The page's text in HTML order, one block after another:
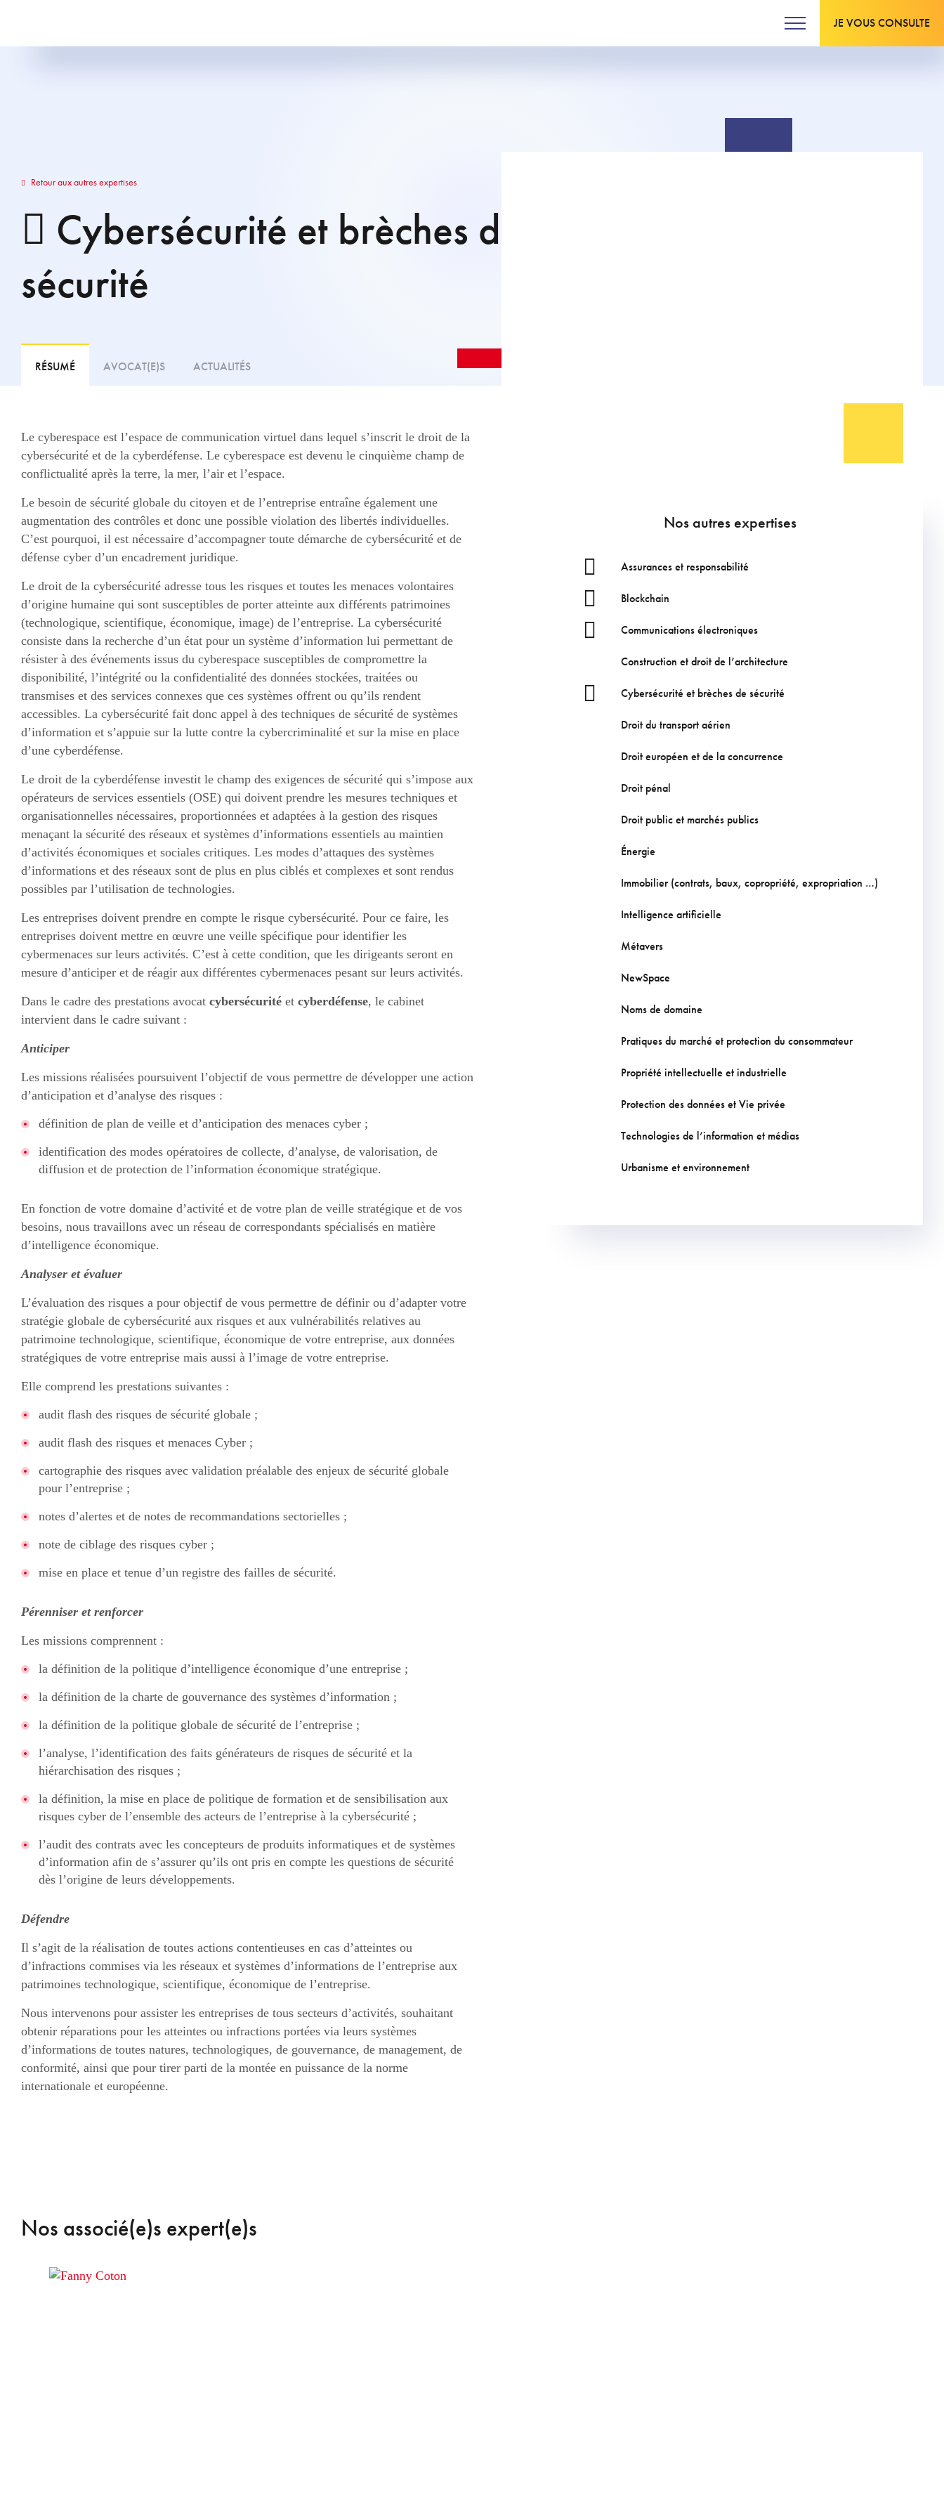
JE VOUS CONSULTE
Retour aux autres expertises
Cybersécurité et brèches de
sécurité
RÉSUMÉ AVOCAT(E)S ACTUALITÉS
Nos autres expertises
Assurances et responsabilité
Blockchain
Communications électroniques
Construction et droit de l’architecture
Cybersécurité et brèches de sécurité
Droit du transport aérien
Droit européen et de la concurrence
Droit pénal
Droit public et marchés publics
Énergie
Immobilier (contrats, baux, copropriété, expropriation …)
Intelligence artificielle
Métavers
NewSpace
Noms de domaine
Pratiques du marché et protection du consommateur
Propriété intellectuelle et industrielle
Protection des données et Vie privée
Technologies de l’information et médias
Urbanisme et environnement
Le cyberespace est l’espace de communication virtuel dans lequel s’inscrit le droit de la
cybersécurité et de la cyberdéfense. Le cyberespace est devenu le cinquième champ de
conflictualité après la terre, la mer, l’air et l’espace.
Le besoin de sécurité globale du citoyen et de l’entreprise entraîne également une
augmentation des contrôles et donc une possible violation des libertés individuelles.
C’est pourquoi, il est nécessaire d’accompagner toute démarche de cybersécurité et de
défense cyber d’un encadrement juridique.
Le droit de la cybersécurité adresse tous les risques et toutes les menaces volontaires
d’origine humaine qui sont susceptibles de porter atteinte aux différents patrimoines
(technologique, scientifique, économique, image) de l’entreprise. La cybersécurité
consiste dans la recherche d’un état pour un système d’information lui permettant de
résister à des événements issus du cyberespace susceptibles de compromettre la
disponibilité, l’intégrité ou la confidentialité des données stockées, traitées ou
transmises et des services connexes que ces systèmes offrent ou qu’ils rendent
accessibles. La cybersécurité fait donc appel à des techniques de sécurité de systèmes
d’information et s’appuie sur la lutte contre la cybercriminalité et sur la mise en place
d’une cyberdéfense.
Le droit de la cyberdéfense investit le champ des exigences de sécurité qui s’impose aux
opérateurs de services essentiels (OSE) qui doivent prendre les mesures techniques et
organisationnelles nécessaires, proportionnées et adaptées à la gestion des risques
menaçant la sécurité des réseaux et systèmes d’informations essentiels au maintien
d’activités économiques et sociales critiques. Les modes d’attaques des systèmes
d’informations et des réseaux sont de plus en plus ciblés et complexes et sont rendus
possibles par l’utilisation de technologies.
Les entreprises doivent prendre en compte le risque cybersécurité. Pour ce faire, les
entreprises doivent mettre en œuvre une veille spécifique pour identifier les
cybermenaces sur leurs activités. C’est à cette condition, que les dirigeants seront en
mesure d’anticiper et de réagir aux différentes cybermenaces pesant sur leurs activités.
Dans le cadre des prestations avocat cybersécurité et cyberdéfense, le cabinet
intervient dans le cadre suivant :
Anticiper
Les missions réalisées poursuivent l’objectif de vous permettre de développer une action
d’anticipation et d’analyse des risques :
définition de plan de veille et d’anticipation des menaces cyber ;
identification des modes opératoires de collecte, d’analyse, de valorisation, de
diffusion et de protection de l’information économique stratégique.
En fonction de votre domaine d’activité et de votre plan de veille stratégique et de vos
besoins, nous travaillons avec un réseau de correspondants spécialisés en matière
d’intelligence économique.
Analyser et évaluer
L’évaluation des risques a pour objectif de vous permettre de définir ou d’adapter votre
stratégie globale de cybersécurité aux risques et aux vulnérabilités relatives au
patrimoine technologique, scientifique, économique de votre entreprise, aux données
stratégiques de votre entreprise mais aussi à l’image de votre entreprise.
Elle comprend les prestations suivantes :
audit flash des risques de sécurité globale ;
audit flash des risques et menaces Cyber ;
cartographie des risques avec validation préalable des enjeux de sécurité globale
pour l’entreprise ;
notes d’alertes et de notes de recommandations sectorielles ;
note de ciblage des risques cyber ;
mise en place et tenue d’un registre des failles de sécurité.
Pérenniser et renforcer
Les missions comprennent :
la définition de la politique d’intelligence économique d’une entreprise ;
la définition de la charte de gouvernance des systèmes d’information ;
la définition de la politique globale de sécurité de l’entreprise ;
l’analyse, l’identification des faits générateurs de risques de sécurité et la
hiérarchisation des risques ;
la définition, la mise en place de politique de formation et de sensibilisation aux
risques cyber de l’ensemble des acteurs de l’entreprise à la cybersécurité ;
l’audit des contrats avec les concepteurs de produits informatiques et de systèmes
d’information afin de s’assurer qu’ils ont pris en compte les questions de sécurité
dès l’origine de leurs développements.
Défendre
Il s’agit de la réalisation de toutes actions contentieuses en cas d’atteintes ou
d’infractions commises via les réseaux et systèmes d’informations de l’entreprise aux
patrimoines technologique, scientifique, économique de l’entreprise.
Nous intervenons pour assister les entreprises de tous secteurs d’activités, souhaitant
obtenir réparations pour les atteintes ou infractions portées via leurs systèmes
d’informations de toutes natures, technologiques, de gouvernance, de management, de
conformité, ainsi que pour tirer parti de la montée en puissance de la norme
internationale et européenne.
Nos associé(e)s expert(e)s